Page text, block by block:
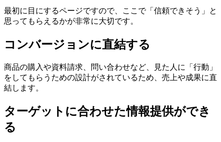
最初に目にするページですので、ここで「信頼できそう」と
思ってもらえるかが非常に大切です。
コンバージョンに直結する
商品の購入や資料請求、問い合わせなど、見た人に「行動」
をしてもらうための設計がされているため、売上や成果に直
結します。
ターゲットに合わせた情報提供ができ
る